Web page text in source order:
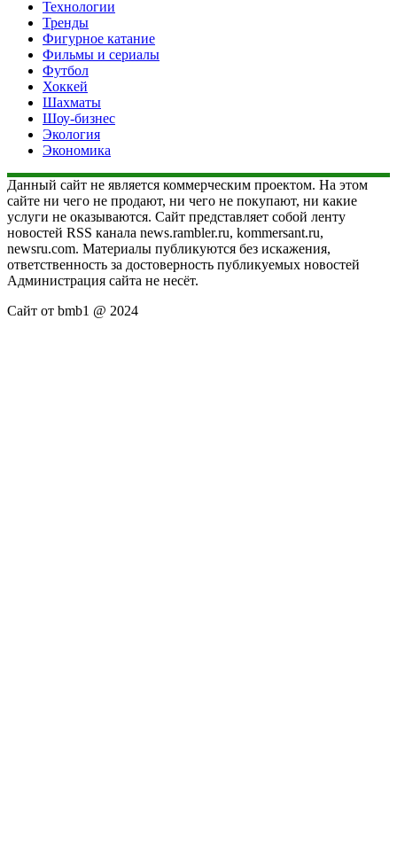
Технологии
Тренды
Фигурное катание
Фильмы и сериалы
Футбол
Хоккей
Шахматы
Шоу-бизнес
Экология
Экономика
Данный сайт не является коммерческим проектом. На этом
сайте ни чего не продают, ни чего не покупают, ни какие
услуги не оказываются. Сайт представляет собой ленту
новостей RSS канала news.rambler.ru, kommersant.ru,
newsru.com. Материалы публикуются без искажения,
ответственность за достоверность публикуемых новостей
Администрация сайта не несёт.
Сайт от bmb1 @ 2024